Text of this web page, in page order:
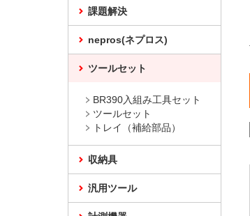
課題解決
nepros(ネプロス)
ツールセット
BR390入組み工具セット
ツールセット
トレイ（補給部品）
収納具
汎用ツール